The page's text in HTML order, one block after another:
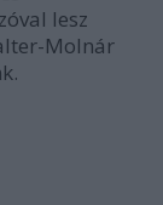
lesz
Molnár